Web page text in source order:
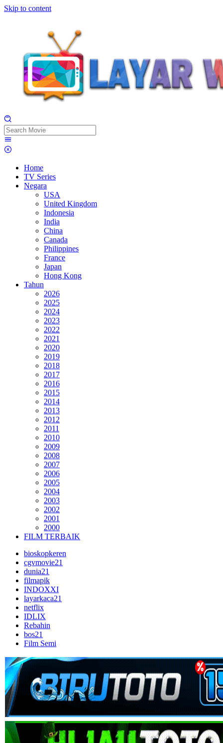
Skip to content
Home
TV Series
Negara
USA
United Kingdom
Indonesia
India
China
Canada
Philippines
France
Japan
Hong Kong
Tahun
2026
2025
2024
2023
2022
2021
2020
2019
2018
2017
2016
2015
2014
2013
2012
2011
2010
2009
2008
2007
2006
2005
2004
2003
2002
2001
2000
FILM TERBAIK
bioskopkeren
cgvmovie21
dunia21
filmapik
INDOXXI
layarkaca21
netflix
IDLIX
Rebahin
bos21
Film Semi